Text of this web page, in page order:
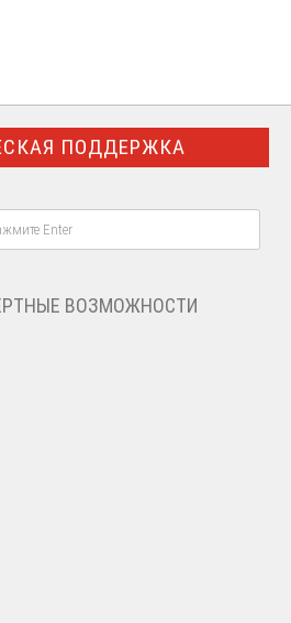
ПОДДЕРЖКА
ВОЗМОЖНОСТИ